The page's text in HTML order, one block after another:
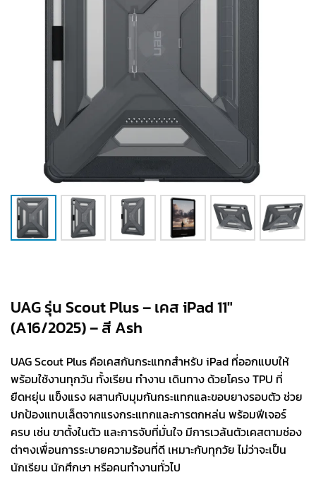
UAG รุ่น Scout Plus – เคส iPad 11″
(A16/2025) – สี Ash
UAG Scout Plus คือเคสกันกระแทกสำหรับ iPad ที่ออกแบบให้
พร้อมใช้งานทุกวัน ทั้งเรียน ทำงาน เดินทาง ด้วยโครง TPU ที่
ยืดหยุ่น แข็งแรง ผสานกับมุมกันกระแทกและขอบยางรอบตัว ช่วย
ปกป้องแทบเล็ตจากแรงกระแทกและการตกหล่น พร้อมฟีเจอร์
ครบ เช่น ขาตั้งในตัว และการจับที่มั่นใจ มีการเวล้นตัวเคสตามช่อง
ต่าๆงเพื่อนการระบายความร้อนที่ดี เหมาะกับทุกวัย ไม่ว่าจะเป็น
นักเรียน นักศึกษา หรือคนทำงานทั่วไป